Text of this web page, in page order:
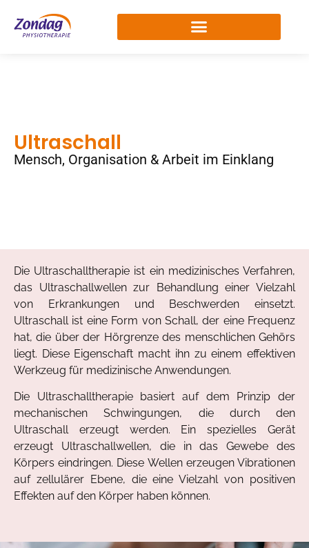
Ultraschall
Mensch, Organisation & Arbeit im Einklang
Die Ultraschalltherapie ist ein medizinisches Verfahren,
das Ultraschallwellen zur Behandlung einer Vielzahl
von Erkrankungen und Beschwerden einsetzt.
Ultraschall ist eine Form von Schall, der eine Frequenz
hat, die über der Hörgrenze des menschlichen Gehörs
liegt. Diese Eigenschaft macht ihn zu einem effektiven
Werkzeug für medizinische Anwendungen.
Die Ultraschalltherapie basiert auf dem Prinzip der
mechanischen Schwingungen, die durch den
Ultraschall erzeugt werden. Ein spezielles Gerät
erzeugt Ultraschallwellen, die in das Gewebe des
Körpers eindringen. Diese Wellen erzeugen Vibrationen
auf zellulärer Ebene, die eine Vielzahl von positiven
Effekten auf den Körper haben können.